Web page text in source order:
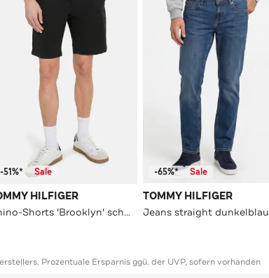
-51%* Sale
HILFIGER
Chino-Shorts 'Brooklyn' schwarz
-65%* Sale
TOMMY HILFIGER
Jeans straight dunkelblau
Prozentuale Ersparnis ggü. der UVP, sofern vorhanden